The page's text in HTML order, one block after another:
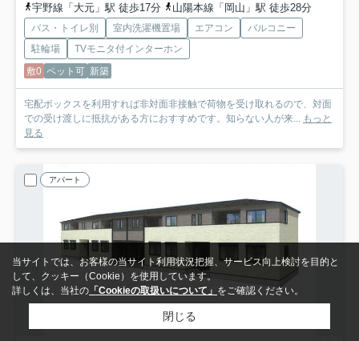
宇野線「大元」駅 徒歩17分
山陽本線「岡山」駅 徒歩28分
バス・トイレ別 室内洗濯機置場 エアコン
バルコニー
駐輪場
TVモニタ付インターホン
敷0 ペット可 新築
宅配ボックスを利用すれば非対面非接触で荷物を受け取れるので、対面
での受け渡しに抵抗がある方におすすめです。知らない人が来... もっと
見る
アパート
当サイトでは、お客様の当サイト利用状況把握、サービス向上検討を目的と
して、クッキー（Cookie）を使用しています。
詳しくは、当社の 「Cookieの取扱いについて」 をご確認ください。
閉じる